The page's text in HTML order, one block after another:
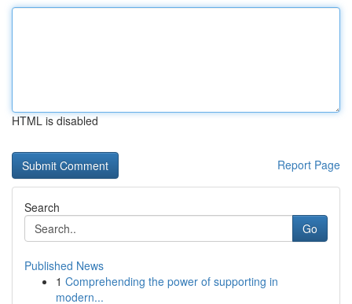
HTML is disabled
Report Page
Search
Go
Published News
1 Comprehending the power of supporting in
modern...